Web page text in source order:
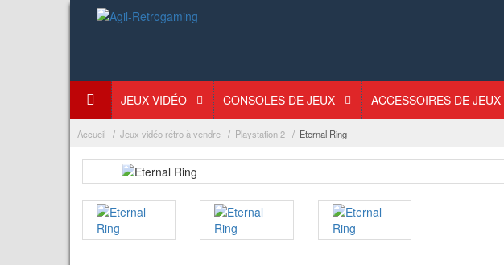
JEUX VIDÉO CONSOLES DE JEUX ACCESSOIRES DE
Accueil Jeux vidéo rétro à vendre Playstation 2 Eternal Ring